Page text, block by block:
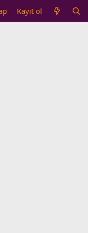
Kayıt ol